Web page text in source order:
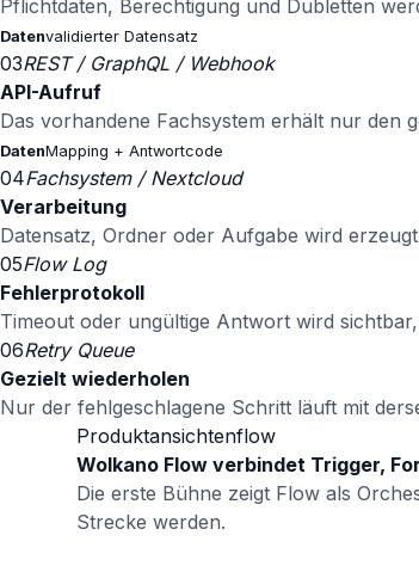
Pflichtdaten, Berechtigung und Dubletten
Datenvalidierter Datensatz
03REST / GraphQL / Webhook
API-Aufruf
Das vorhandene Fachsystem erhält nur den
DatenMapping + Antwortcode
04Fachsystem / Nextcloud
Verarbeitung
Datensatz, Ordner oder Aufgabe wird
05Flow Log
Fehlerprotokoll
Timeout oder ungültige Antwort wird
06Retry Queue
Gezielt wiederholen
Nur der fehlgeschlagene Schritt läuft mit
Produktansichtenflow
Wolkano Flow verbindet Trigger,
Die erste Bühne zeigt Flow als
Strecke werden.